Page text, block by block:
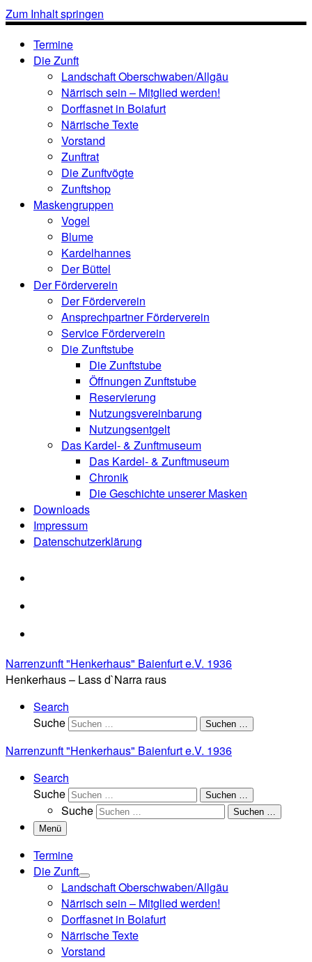
Zum Inhalt springen
Termine
Die Zunft
Landschaft Oberschwaben/Allgäu
Närrisch sein – Mitglied werden!
Dorffasnet in Boiafurt
Närrische Texte
Vorstand
Zunftrat
Die Zunftvögte
Zunftshop
Maskengruppen
Vogel
Blume
Kardelhannes
Der Büttel
Der Förderverein
Der Förderverein
Ansprechpartner Förderverein
Service Förderverein
Die Zunftstube
Die Zunftstube
Öffnungen Zunftstube
Reservierung
Nutzungsvereinbarung
Nutzungsentgelt
Das Kardel- & Zunftmuseum
Das Kardel- & Zunftmuseum
Chronik
Die Geschichte unserer Masken
Downloads
Impressum
Datenschutzerklärung
Narrenzunft "Henkerhaus" Baienfurt e.V. 1936
Henkerhaus – Lass d`Narra raus
Search
Suche
Suchen …
Narrenzunft "Henkerhaus" Baienfurt e.V. 1936
Search
Suche
Suchen …
Suche
Suchen …
Menü
Termine
Die Zunft
Landschaft Oberschwaben/Allgäu
Närrisch sein – Mitglied werden!
Dorffasnet in Boiafurt
Närrische Texte
Vorstand